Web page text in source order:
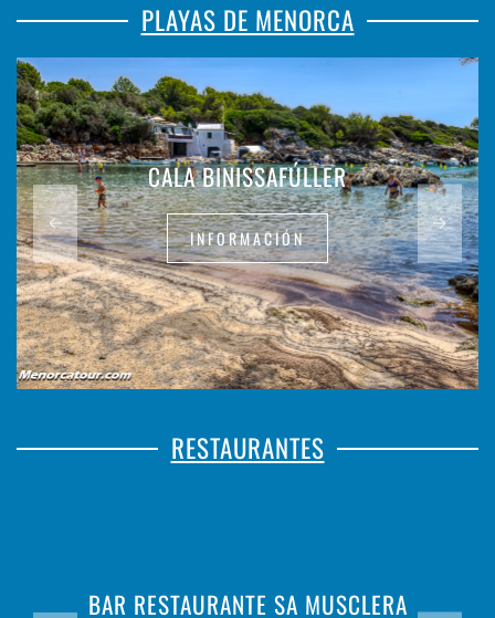
PLAYAS DE MENORCA
CALA BINISSAFÚLLER
INFORMACIÓN
RESTAURANTES
BAR RESTAURANTE SA MUSCLERA